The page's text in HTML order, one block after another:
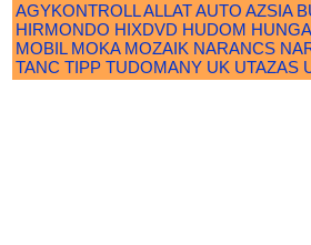
AGYKONTROLLALLATAUTO AZSIA
HIRMONDO HIXDVD HUDOM
MOBIL MOKA MOZAIK NARANCS
TANC TIPP TUDOMANY UK UTAZAS